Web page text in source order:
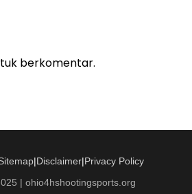
berkomentar.
|Disclaimer|Privacy Policy
| ohio4hshootingsports.org